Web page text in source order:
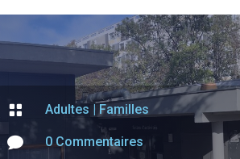
 Adultes | Familles
 0 Commentaires